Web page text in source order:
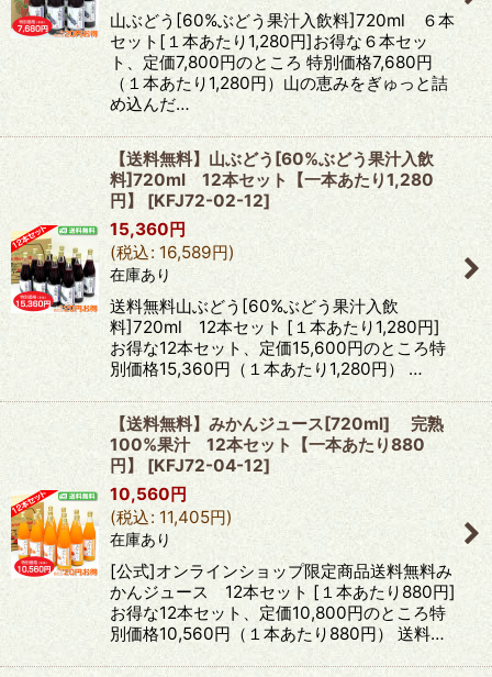
山ぶどう[60%ぶどう果汁入飲料]720ml ６本
セット[１本あたり1,280円]お得な６本セッ
ト、定価7,800円のところ 特別価格7,680円
（１本あたり1,280円）山の恵みをぎゅっと詰
め込んだ…
【送料無料】山ぶどう[60%ぶどう果汁入飲
料]720ml 12本セット【一本あたり1,280
円】
[KFJ72-02-12]
15,360円
(税込: 16,589円)
在庫あり
送料無料山ぶどう[60%ぶどう果汁入飲
料]720ml 12本セット [１本あたり1,280円]
お得な12本セット、定価15,600円のところ特
別価格15,360円（１本あたり1,280円） …
【送料無料】みかんジュース[720ml] 完熟
100%果汁 12本セット【一本あたり880
円】
[KFJ72-04-12]
10,560円
(税込: 11,405円)
在庫あり
[公式]オンラインショップ限定商品送料無料み
かんジュース 12本セット [１本あたり880円]
お得な12本セット、定価10,800円のところ特
別価格10,560円（１本あたり880円） 送料…